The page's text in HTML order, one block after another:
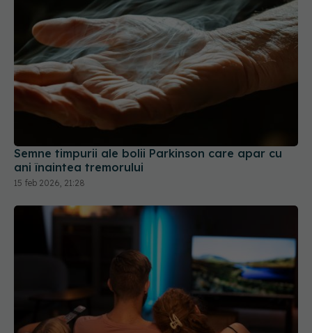
Semne timpurii ale bolii Parkinson care apar cu
ani înaintea tremorului
15 feb 2026, 21:28